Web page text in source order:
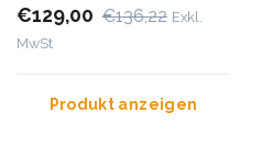
€129,00 €136,22 Exkl.
MwSt
Produkt anzeigen